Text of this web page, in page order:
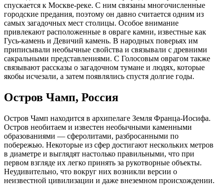
спускается к Москве-реке. С ним связаны многочисленные
городские предания, поэтому он давно считается одним из
самых загадочных мест столицы. Особое внимание
привлекают расположенные в овраге камни, известные как
Гусь-камень и Девичий камень. В народных поверьях им
приписывали необычные свойства и связывали с древними
сакральными представлениями. С Голосовым оврагом также
связывают рассказы о загадочном тумане и людях, которые
якобы исчезали, а затем появлялись спустя долгие годы.
Остров Чамп, Россия
Остров Чамп находится в архипелаге Земля Франца-Иосифа.
Остров необитаем и известен необычными каменными
образованиями — сферолитами, разбросанными по
побережью. Некоторые из сфер достигают нескольких метров
в диаметре и выглядят настолько правильными, что при
первом взгляде их легко принять за рукотворные объекты.
Неудивительно, что вокруг них возникли версии о
неизвестной цивилизации и даже внеземном происхождении.